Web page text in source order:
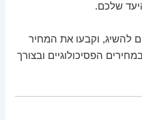
שלכם.
להשיג, וקבעו את המחיר
הפסיכולוגיים ובצורך